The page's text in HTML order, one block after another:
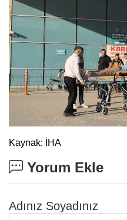
Kaynak: İHA
Yorum Ekle
Adınız Soyadınız